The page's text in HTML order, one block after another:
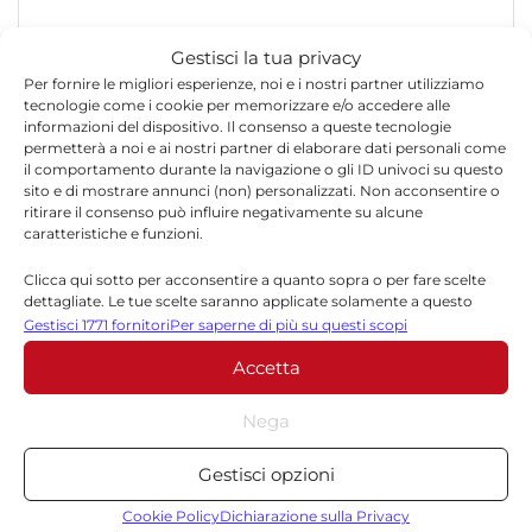
Gestisci la tua privacy
Per fornire le migliori esperienze, noi e i nostri partner utilizziamo
tecnologie come i cookie per memorizzare e/o accedere alle
informazioni del dispositivo. Il consenso a queste tecnologie
permetterà a noi e ai nostri partner di elaborare dati personali come
il comportamento durante la navigazione o gli ID univoci su questo
sito e di mostrare annunci (non) personalizzati. Non acconsentire o
ritirare il consenso può influire negativamente su alcune
caratteristiche e funzioni.
Clicca qui sotto per acconsentire a quanto sopra o per fare scelte
dettagliate. Le tue scelte saranno applicate solamente a questo
sito. È possibile modificare le impostazioni in qualsiasi momento,
compreso il ritiro del consenso, utilizzando i pulsanti della Cookie
Policy o cliccando sul pulsante di gestione del consenso nella parte
inferiore dello schermo.
Statistiche
Archiviare informazioni su dispositivo e/o accedervi, Misurare le
prestazioni degli annunci, Misurare le prestazioni dei contenuti,
Gestisci 1771 fornitoriPer saperne di più su questi scopi
Accetta
Nega
Gestisci opzioni
Cookie PolicyDichiarazione sulla Privacy
Nome*